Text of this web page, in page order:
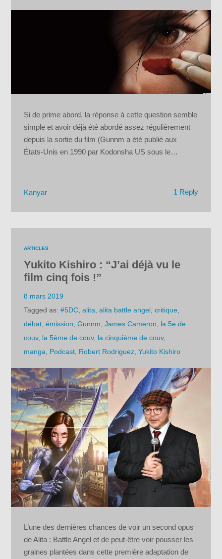
Si de prime abord, la réponse à cette question semble
simple et avoir déjà été abordé assez régulièrement
depuis la sortie du film (Gunnm a été publié aux
États-Unis en 1990 par Kodonsha US sous le…
1 Reply
Kanyar
ARTICLES
Yukito Kishiro : “J’ai déjà vu le
film cinq fois !”
8 mars 2019
Tagged as:#5DC ,alita ,alita battle angel ,critique
débat ,émission ,Gunnm ,James Cameron
la 5e de
couv, la 5ème de couv, la cinquième de couv,
manga
Podcast Robert Rodriguez ,Yukito Kishiro
L’une des dernières chances de voir un second opus
de Alita : Battle Angel et de peut-être voir pousser les
graines plantées dans cette première adaptation de